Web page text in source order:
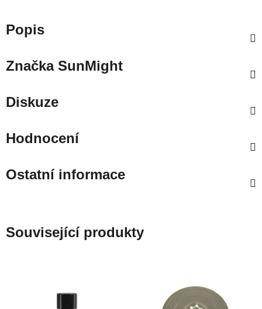
Popis
ZnačkaSunMight
Diskuze
Hodnocení
Ostatní informace
Související produkty